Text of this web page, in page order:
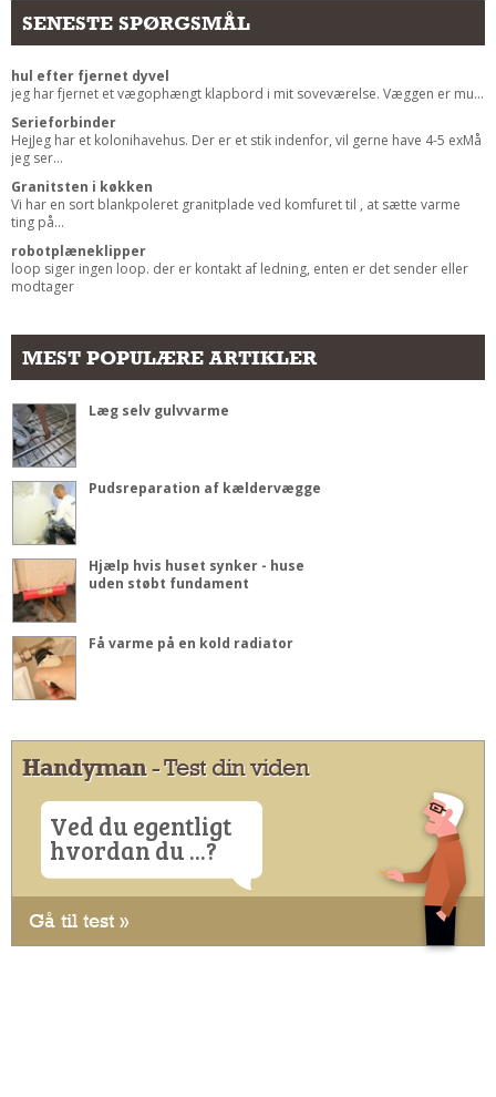
SENESTE SPØRGSMÅL
hul efter fjernet dyvel
jeg har fjernet et vægophængt klapbord i mit soveværelse. Væggen er mu...
Serieforbinder
HejJeg har et kolonihavehus. Der er et stik indenfor, vil gerne have 4-5 exMå
jeg ser...
Granitsten i køkken
Vi har en sort blankpoleret granitplade ved komfuret til , at sætte varme
ting på...
robotplæneklipper
loop siger ingen loop. der er kontakt af ledning, enten er det sender eller
modtager
MEST POPULÆRE ARTIKLER
Læg selv gulvvarme
Pudsreparation af kældervægge
Hjælp hvis huset synker - huse
uden støbt fundament
Få varme på en kold radiator
Handyman- Test din viden
Ved du egentligt
hvordan du ...?
Gå til test »